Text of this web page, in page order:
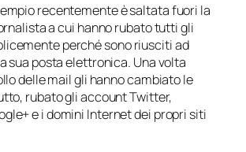
recentemente è saltata fuori la
a cui hanno rubato tutti gli
perché sono riusciti ad
sua posta elettronica. Una volta
delle mail gli hanno cambiato le
rubato gli account Twitter,
e i domini Internet dei propri siti